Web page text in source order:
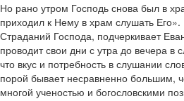
Но рано утром Господь снова был в
приходил к Нему в храм слушать
Страданий Господа, подчеркивает
проводит свои дни с утра до вечера
что вкус и потребность в слушании
порой бывает несравненно большим,
многой ученостью и богословскими